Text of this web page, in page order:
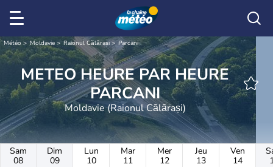
Météo Moldavie Raionul Călărași Parcani
METEO HEURE PAR HEURE
PARCANI
Moldavie (Raionul Călărași)
Sam
08
Dim
09
Lun
10
Mar
11
Mer
12
Jeu
13
Ven
14